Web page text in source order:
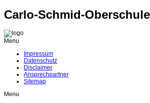
Carlo-Schmid-
Menu
Impressum
Datenschutz
Disclaimer
Ansprechpartner
Sitemap
Menu